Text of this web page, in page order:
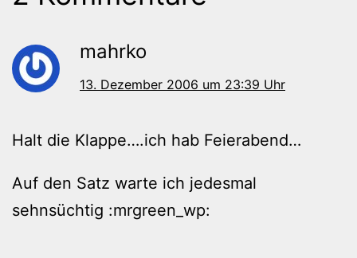
mahrko
13. Dezember 2006 um 23:39 Uhr
Halt die Klappe….ich hab Feierabend…
Auf den Satz warte ich jedesmal
sehnsüchtig :mrgreen_wp: